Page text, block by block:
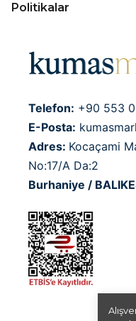
Politikalar
Telefon: +90 553
E-Posta:
Adres: Kocaçami
No:17/A Da:2
Burhaniye /